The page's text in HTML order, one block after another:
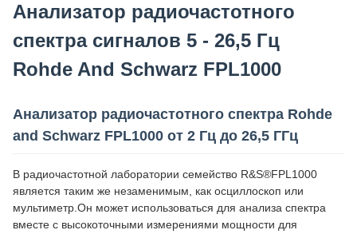
Анализатор радиочастотного
спектра сигналов 5 - 26,5 Гц
Rohde And Schwarz FPL1000
Анализатор радиочастотного спектра Rohde
and Schwarz FPL1000 от 2 Гц до 26,5 ГГц
В радиочастотной лаборатории семейство R&S®FPL1000
является таким же незаменимым, как осциллоскоп или
мультиметр.Он может использоваться для анализа спектра
вместе с высокоточными измерениями мощности для